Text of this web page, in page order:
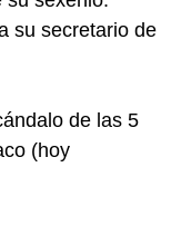
su secretario de
de las 5
(hoy